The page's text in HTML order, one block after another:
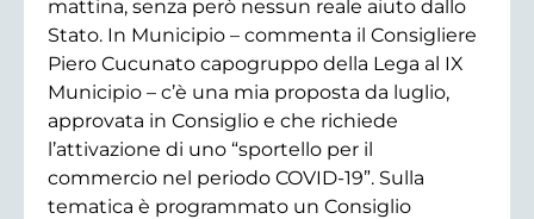
mattina, senza però nessun reale aiuto dallo
Stato. In Municipio – commenta il Consigliere
Piero Cucunato capogruppo della Lega al IX
Municipio – c’è una mia proposta da luglio,
approvata in Consiglio e che richiede
l’attivazione di uno “sportello per il
commercio nel periodo COVID-19”. Sulla
tematica è programmato un Consiglio